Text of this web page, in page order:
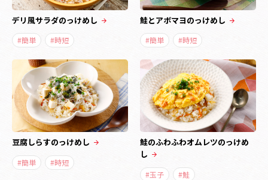
デリ風サラダのっけめし
#簡単 #時短
鮭とアボマヨのっけめし
#簡単 #時短
豆腐しらすのっけめし
#簡単 #時短
鮭のふわふわオムレツのっけめ
し
#玉子 #鮭